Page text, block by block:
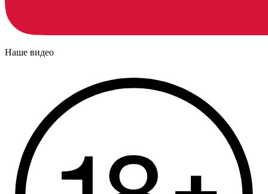
Наше видео